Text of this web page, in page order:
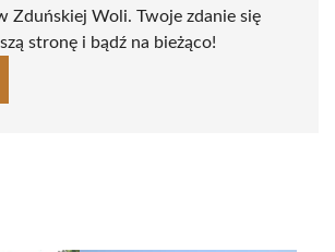
Zduńskiej Woli. Twoje zdanie się
stronę i bądź na bieżąco!